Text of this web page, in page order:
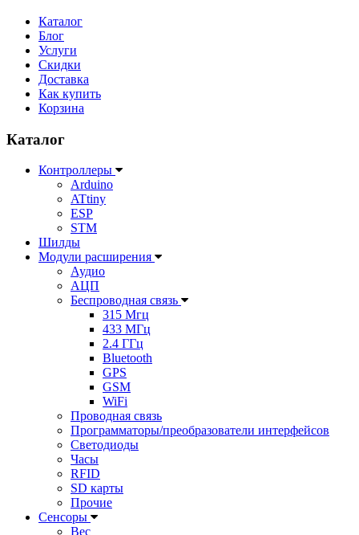
Каталог
Блог
Услуги
Скидки
Доставка
Как купить
Корзина
Каталог
Контроллеры
Arduino
ATtiny
ESP
STM
Шилды
Модули расширения
Аудио
АЦП
Беспроводная связь
315 Мгц
433 МГц
2.4 ГГц
Bluetooth
GPS
GSM
WiFi
Проводная связь
Программаторы/преобразователи интерфейсов
Светодиоды
Часы
RFID
SD карты
Прочие
Сенсоры
Вес